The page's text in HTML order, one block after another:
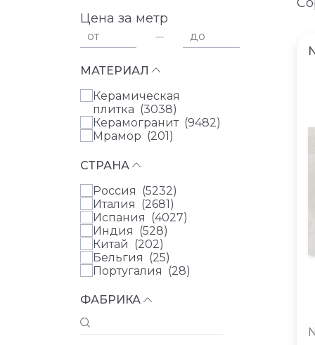
Цена за метр
от до
МАТЕРИАЛ
Керамическая
плитка (3038)
Керамогранит (9482)
Мрамор (201)
СТРАНА
Россия (5232)
Италия (2681)
Испания (4027)
Индия (528)
Китай (202)
Бельгия (25)
Португалия (28)
ФАБРИКА